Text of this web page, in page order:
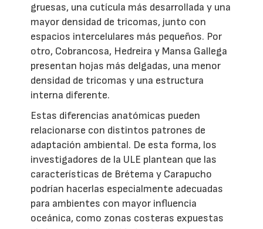
gruesas, una cutícula más desarrollada y una
mayor densidad de tricomas, junto con
espacios intercelulares más pequeños. Por
otro, Cobrancosa, Hedreira y Mansa Gallega
presentan hojas más delgadas, una menor
densidad de tricomas y una estructura
interna diferente.
Estas diferencias anatómicas pueden
relacionarse con distintos patrones de
adaptación ambiental. De esta forma, los
investigadores de la ULE plantean que las
características de Brétema y Carapucho
podrían hacerlas especialmente adecuadas
para ambientes con mayor influencia
oceánica, como zonas costeras expuestas